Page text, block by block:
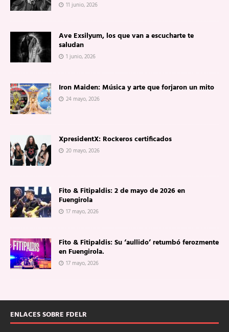
11 junio, 2026
Ave Exsilyum, los que van a escucharte te
saludan
1 junio, 2026
Iron Maiden: Música y arte que forjaron un mito
24 mayo, 2026
XpresidentX: Rockeros certificados
20 mayo, 2026
Fito & Fitipaldis: 2 de mayo de 2026 en
Fuengirola
17 mayo, 2026
Fito & Fitipaldis: Su ‘aullido’ retumbó ferozmente
en Fuengirola.
17 mayo, 2026
ENLACES SOBRE FDELR